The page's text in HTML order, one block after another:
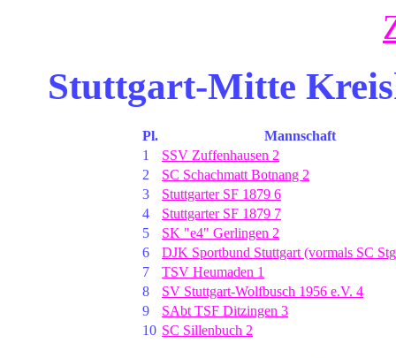
Stuttgart-Mitte
Pl.
Mannschaft
1
SSV Zuffenhausen 2
2
SC Schachmatt Botnang 2
3
Stuttgarter SF 1879 6
4
Stuttgarter SF 1879 7
5
SK "e4" Gerlingen 2
6
DJK Sportbund Stuttgart (vormals SC
7
TSV Heumaden 1
8
SV Stuttgart-Wolfbusch 1956 e.V. 4
9
SAbt TSF Ditzingen 3
10 SC Sillenbuch 2